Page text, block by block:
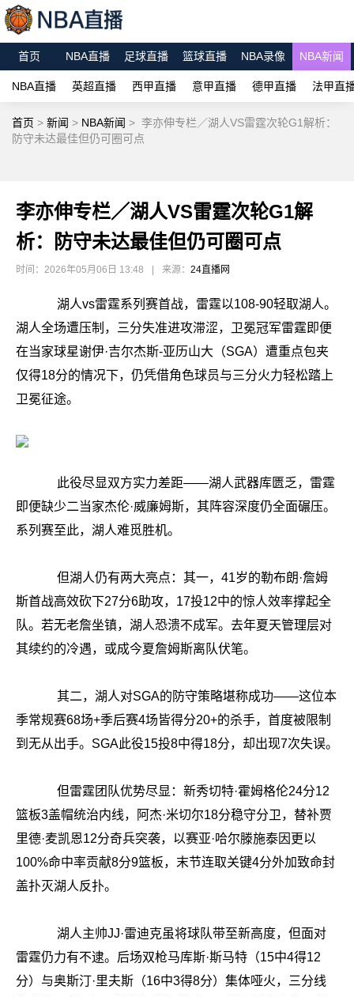
首页 NBA直播 足球直播 篮球直播 NBA录像 NBA新闻
NBA直播 英超直播 西甲直播 意甲直播 德甲直播 法甲直
首页 > 新闻 > NBA新闻 > 李亦伸专栏／湖人VS雷霆次轮G1解析：
防守未达最佳但仍可圈可点
李亦伸专栏／湖人VS雷霆次轮G1解
析：防守未达最佳但仍可圈可点
时间：2026年05月06日 13:48 来源： 24直播网
湖人vs雷霆系列赛首战，雷霆以108-90轻取湖人。
湖人全场遭压制，三分失准进攻滞涩，卫冕冠军雷霆即便
在当家球星谢伊·吉尔杰斯-亚历山大（SGA）遭重点包夹
仅得18分的情况下，仍凭借角色球员与三分火力轻松踏上
卫冕征途。
此役尽显双方实力差距——湖人武器库匮乏，雷霆
即便缺少二当家杰伦·威廉姆斯，其阵容深度仍全面碾压。
系列赛至此，湖人难觅胜机。
但湖人仍有两大亮点：其一，41岁的勒布朗·詹姆
斯首战高效砍下27分6助攻，17投12中的惊人效率撑起全
队。若无老詹坐镇，湖人恐溃不成军。去年夏天管理层对
其续约的冷遇，或成今夏詹姆斯离队伏笔。
其二，湖人对SGA的防守策略堪称成功——这位本
季常规赛68场+季后赛4场皆得分20+的杀手，首度被限制
到无从出手。SGA此役15投8中得18分，却出现7次失误。
但雷霆团队优势尽显：新秀切特·霍姆格伦24分12
篮板3盖帽统治内线，阿杰·米切尔18分稳守分卫，替补贾
里德·麦凯恩12分奇兵突袭，以赛亚·哈尔滕施泰因更以
100%命中率贡献8分9篮板，末节连取关键4分外加致命封
盖扑灭湖人反扑。
湖人主帅JJ·雷迪克虽将球队带至新高度，但面对
雷霆仍力有不逮。后场双枪马库斯·斯马特（15中4得12
分）与奥斯汀·里夫斯（16中3得8分）集体哑火，三分线